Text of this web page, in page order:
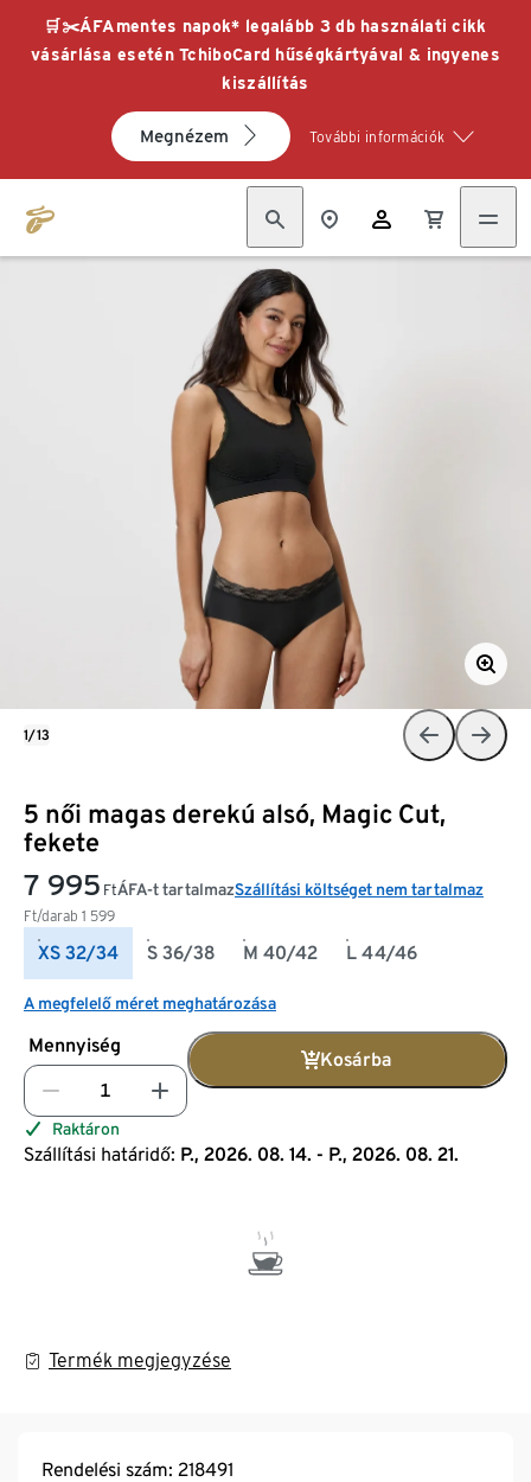
🛒✂️ÁFAmentes napok* legalább 3 db használati cikk
vásárlása esetén TchiboCard hűségkártyával & ingyenes
kiszállítás
Megnézem További információk
5 női magas derekú alsó, Magic Cut,
fekete
7 995 Ft
Ft/darab 1 599
ÁFA-t tartalmazSzállítási költséget nem tartalmaz
XS 32/34 S 36/38 M 40/42 L 44/46
A megfelelő méret meghatározása
Mennyiség
Kosárba
Raktáron
Szállítási határidő: P., 2026. 08. 14. - P., 2026. 08. 21.
Termék megjegyzése
1/13
Rendelési szám: 218491